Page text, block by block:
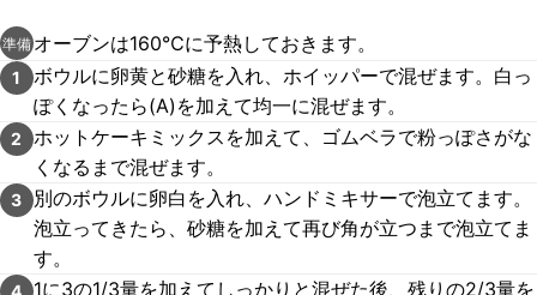
準備 オーブンは160℃に予熱しておきます。
1
ボウルに卵黄と砂糖を入れ、ホイッパーで混ぜます。白っ
ぽくなったら(A)を加えて均一に混ぜます。
2
ホットケーキミックスを加えて、ゴムベラで粉っぽさがな
くなるまで混ぜます。
3
別のボウルに卵白を入れ、ハンドミキサーで泡立てます。
泡立ってきたら、砂糖を加えて再び角が立つまで泡立てま
す。
4
1に3の1/3量を加えてしっかりと混ぜた後、残りの2/3量を